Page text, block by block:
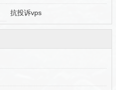
抗投诉vps